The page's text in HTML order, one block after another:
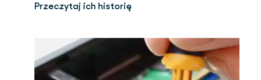
Przeczytaj ich historię